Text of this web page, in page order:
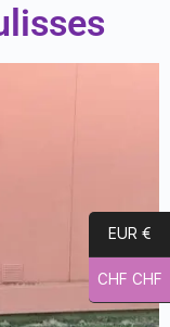
EUR €
CHF CHF